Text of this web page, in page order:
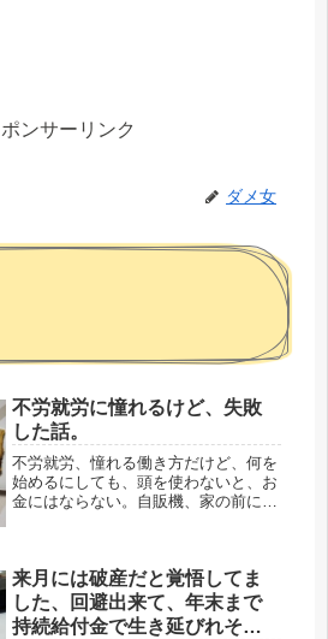
ンサーリンク
ダメ女
不労就労に憧れるけど、失敗
した話。
不労就労、憧れる働き方だけど、何を
始めるにしても、頭を使わないと、お
金にはならない。自販機、家の前に置
いる。親父が「素人は株に手をだす
な」と...
来月には破産だと覚悟してま
した、回避出来て、年末まで
持続給付金で生き延びれそう